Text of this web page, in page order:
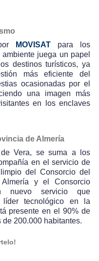
MOVISAT para los
juega un papel
destinos turísticos, ya
más eficiente del
ocasionadas por el
una imagen más
en los enclaves
de Almería
Vera, se suma a los
en el servicio de
del Consorcio del
y el Consorcio
nuevo servicio que
tecnológico en la
presente en el 90% de
de 200.000 habitantes.